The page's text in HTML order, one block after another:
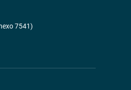
7541)